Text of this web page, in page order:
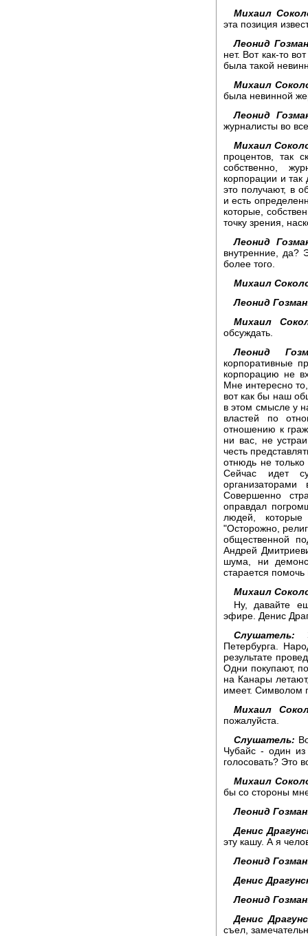
Михаил
эта позиция
Леонид
нет. Вот как-то
была такой
Михаил
была невинной
Леонид
журналисты во
Михаил
процентов, так
собственно,
корпорации и
это получают, в
и есть
которые,
точку зрения,
Леонид
внутренние, да?
более того.
Михаил
Леонид
Михаил
обсуждать.
Леонид
корпоративные
корпорацию не
Мне интересно
вот как бы наш
в этом смысле у
властей по
отношению к
ни вас, не
честь
отнюдь не
Сейчас идет
Совершенно
оправдал
людей, которые
"Осторожно,
общественной
Андрей
шума, ни
старается
Михаил
Ну, давайте
эфире. Денис
Слушатель:
Петербурга.
результате
Одни покупают,
на Канары
имеет. Символом
Михаил
пожалуйста.
Слушатель:
Чубайс - один из
голосовать? Это
Михаил
бы со стороны
Леонид
Денис
эту кашу. А я
Леонид
Денис
Леонид
Денис
съел,